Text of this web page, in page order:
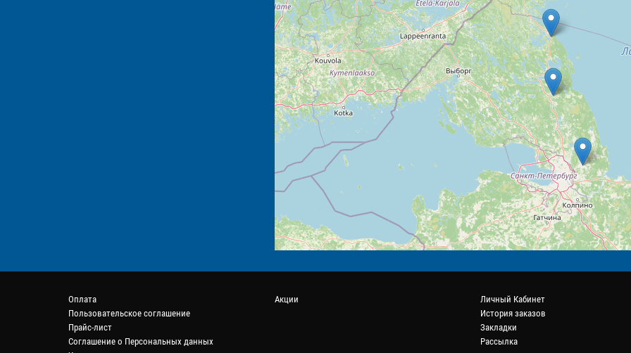
Оплата
Пользовательское соглашение
Прайс-лист
Соглашение о Персональных данных
Акции
Личный Кабинет
История заказов
Закладки
Рассылка